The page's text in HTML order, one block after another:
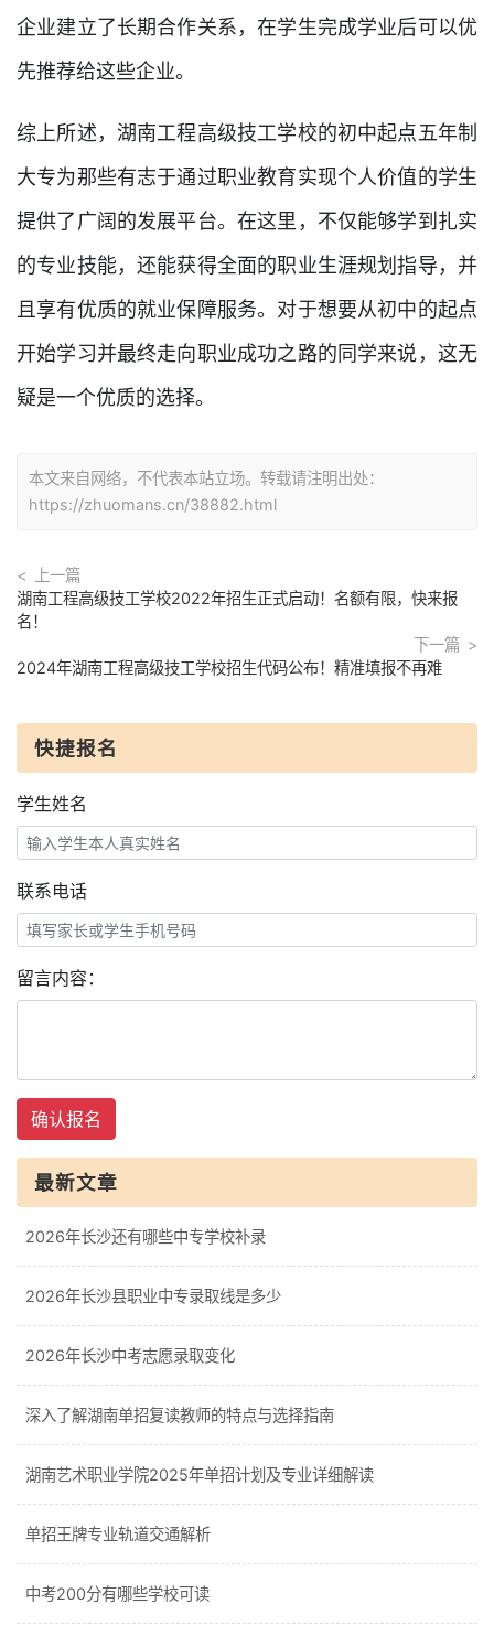
企业建立了长期合作关系，在学生完成学业后可以优
先推荐给这些企业。
综上所述，湖南工程高级技工学校的初中起点五年制
大专为那些有志于通过职业教育实现个人价值的学生
提供了广阔的发展平台。在这里，不仅能够学到扎实
的专业技能，还能获得全面的职业生涯规划指导，并
且享有优质的就业保障服务。对于想要从初中的起点
开始学习并最终走向职业成功之路的同学来说，这无
疑是一个优质的选择。
本文来自网络，不代表本站立场。转载请注明出处：
https://zhuomans.cn/38882.html
上一篇
湖南工程高级技工学校2022年招生正式启动！名额有限，快来报
名！
下一篇
2024年湖南工程高级技工学校招生代码公布！精准填报不再难
快捷报名
学生姓名
联系电话
留言内容：
确认报名
最新文章
2026年长沙还有哪些中专学校补录
2026年长沙县职业中专录取线是多少
2026年长沙中考志愿录取变化
深入了解湖南单招复读教师的特点与选择指南
湖南艺术职业学院2025年单招计划及专业详细解读
单招王牌专业轨道交通解析
中考200分有哪些学校可读